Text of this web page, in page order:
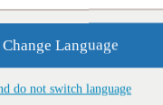
Change Language
do not switch language